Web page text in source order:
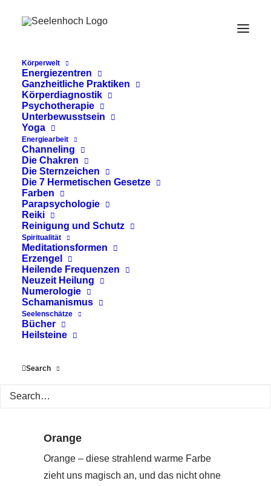
Körperwelt
Energiezentren
Ganzheitliche Praktiken
Körperdiagnostik
Psychotherapie
Unterbewusstsein
Yoga
Energiearbeit
Channeling
Die Chakren
Die Sternzeichen
Die 7 Hermetischen Gesetze
Farben
Parapsychologie
Reiki
Reinigung und Schutz
Spiritualität
Meditationsformen
Erzengel
Heilende Frequenzen
Neuzeit Heilung
Numerologie
Schamanismus
Seelenschätze
Bücher
Heilsteine
Search
Orange und
Spiritualität
Orange
Orange – diese strahlend warme Farbe
zieht uns magisch an, und das nicht ohne